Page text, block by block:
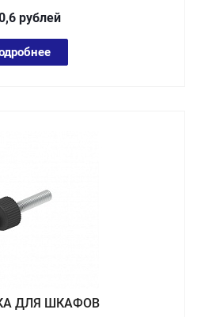
рублей
ДЛЯ ШКАФОВ